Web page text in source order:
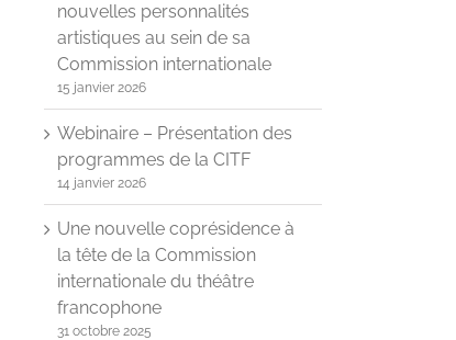
nouvelles personnalités
artistiques au sein de sa
Commission internationale
15 janvier 2026
Webinaire – Présentation des
programmes de la CITF
14 janvier 2026
Une nouvelle coprésidence à
la tête de la Commission
internationale du théâtre
francophone
31 octobre 2025